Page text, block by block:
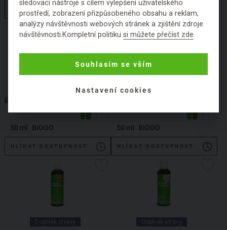
HLÍDAT DOSTUPNOST HLÍDAT DOSTUPNOST
ŘIMBABA
50 ml BiOOO
HLÍDAT DOSTUPNOST
50 ml BiOOO
HLÍDAT DOSTUPNOST
Doplněk stravy Doplněk stravy
sledovací nástroje s cílem vylepšení uživatelského
prostředí, zobrazení přizpůsobeného obsahu a reklam,
analýzy návštěvnosti webových stránek a zjištění zdroje
návštěvnosti.Kompletní politikusi můžete přečíst zde.
Souhlasím se vším
Nastavení cookies